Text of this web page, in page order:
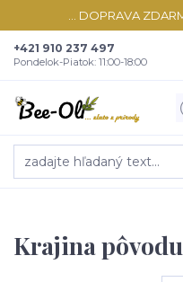
... DOPRAVA
+421 910 237 497
Pondelok-Piatok: 11:00-18:00
Krajina